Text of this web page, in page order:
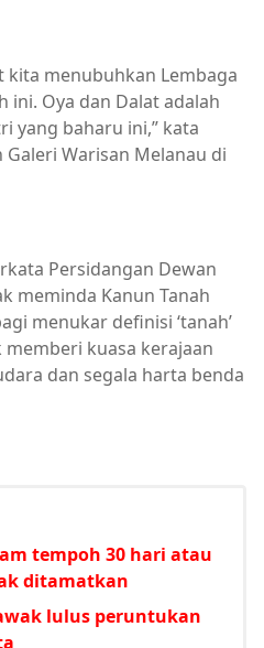
kita menubuhkan Lembaga
ini. Oya dan Dalat adalah
yang baharu ini,” kata
Warisan Melanau di
Persidangan Dewan
meminda Kanun Tanah
menukar definisi ‘tanah’
kuasa kerajaan
dan segala harta benda
tempoh 30 hari atau
ditamatkan
lulus peruntukan